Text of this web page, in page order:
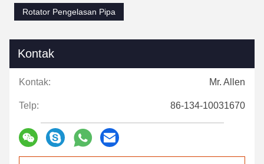
Rotator Pengelasan Pipa
Kontak
Kontak: Mr. Allen
Telp: 86-134-10031670